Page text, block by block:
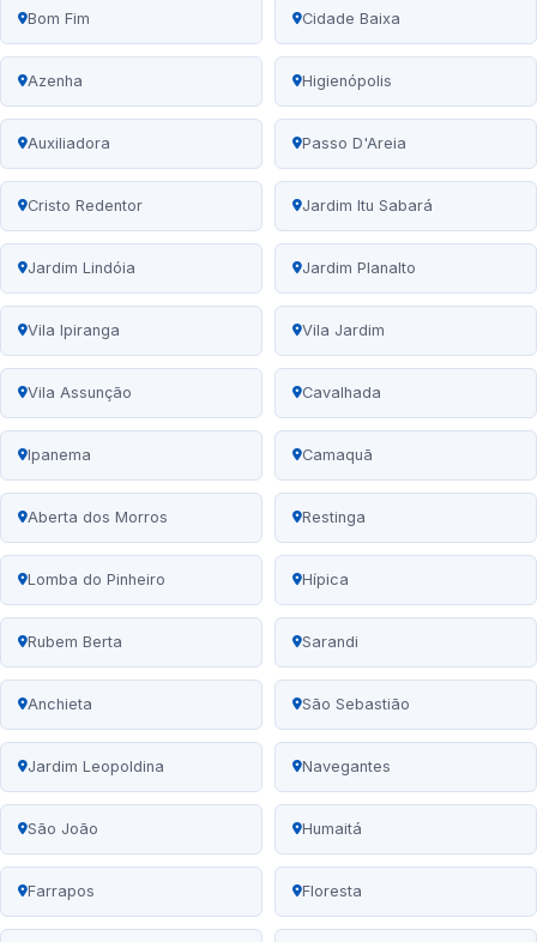
Bom Fim Cidade Baixa
Azenha Higienópolis
Auxiliadora Passo D'Areia
Cristo Redentor Jardim Itu Sabará
Jardim Lindóia Jardim Planalto
Vila Ipiranga Vila Jardim
Vila Assunção Cavalhada
Ipanema Camaquã
Aberta dos Morros Restinga
Lomba do Pinheiro Hípica
Rubem Berta Sarandi
Anchieta São Sebastião
Jardim Leopoldina Navegantes
São João Humaitá
Farrapos Floresta